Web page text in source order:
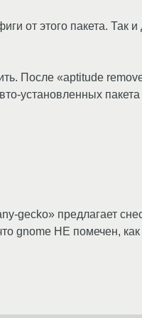
от этого пакета.
После «aptitude
установленных
предлагает
gnome НЕ помечен,